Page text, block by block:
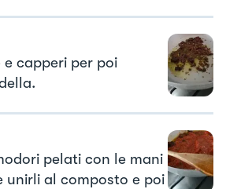
e capperi per poi
pelati con le mani
unirli al composto e poi